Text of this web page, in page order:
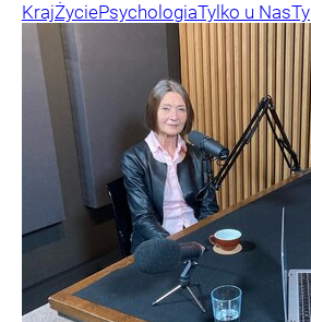
KrajŻyciePsychologiaTylko u Nas